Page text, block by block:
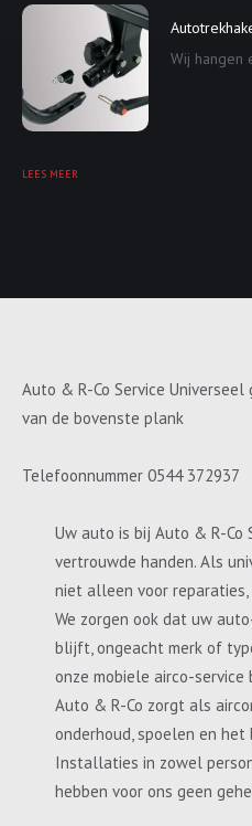
Wij hangen
LEES MEER
Auto & R-Co Service
van de bovenste plank
Telefoonnummer 0544 372937
Uw auto is bij Auto & R-Co
vertrouwde handen. Als
niet alleen voor
We zorgen ook dat uw
blijft, ongeacht merk of
onze mobiele airco-service
Auto & R-Co zorgt als
onderhoud, spoelen en
Installaties in zowel
hebben voor ons geen